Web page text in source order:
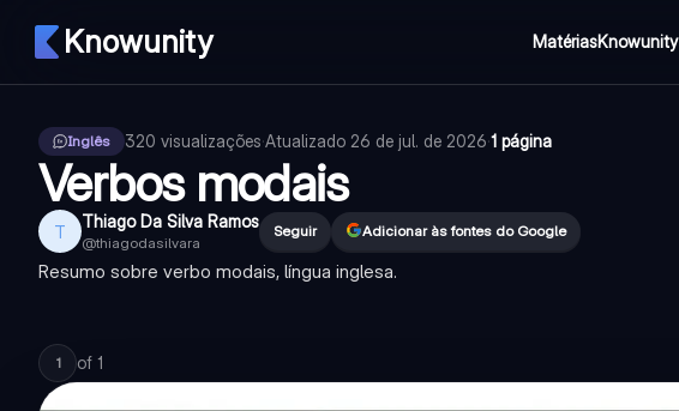
Knowunity Matérias
Inglês 320 visualizações·Atualizado 26 de jul. de 2026·1 página
Verbos modais
T Thiago Da Silva Ramos
@thiagodasilvara
Seguir Adicionar às fontes do Google
Resumo sobre verbo modais, língua inglesa.
1 of 1